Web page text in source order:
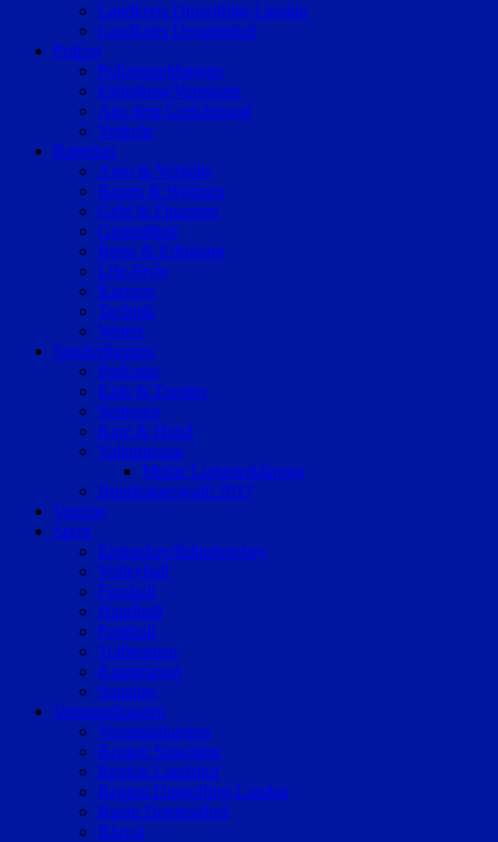
Landkreis Dingolfing-Landau
Landkreis Deggendorf
Polizei
Polizeimeldungen
Fahndung/Vermisste
Aus dem Gerichtssaal
Verkehr
Ratgeber
Auto & Verkehr
Bauen & Wohnen
Geld & Finanzen
Gesundheit
Reise & Erholung
Life-Style
Karriere
Technik
Wetter
Sonderthemen
Podcasts
Kids & Teenies
Senioren
Katz & Hund
Valentinstag
Meine Liebeserklärung
Bundestagswahl 2017
Vereine
Sport
Eishockey/Inlinehockey
Volleyball
Fussball
Handball
Football
Trabrennen
Kampfsport
Sonstige
Veranstaltungen
Veranstaltungen
Region Straubing
Region Landshut
Region Dingolfing-Landau
Raum Deggendorf
Bluval